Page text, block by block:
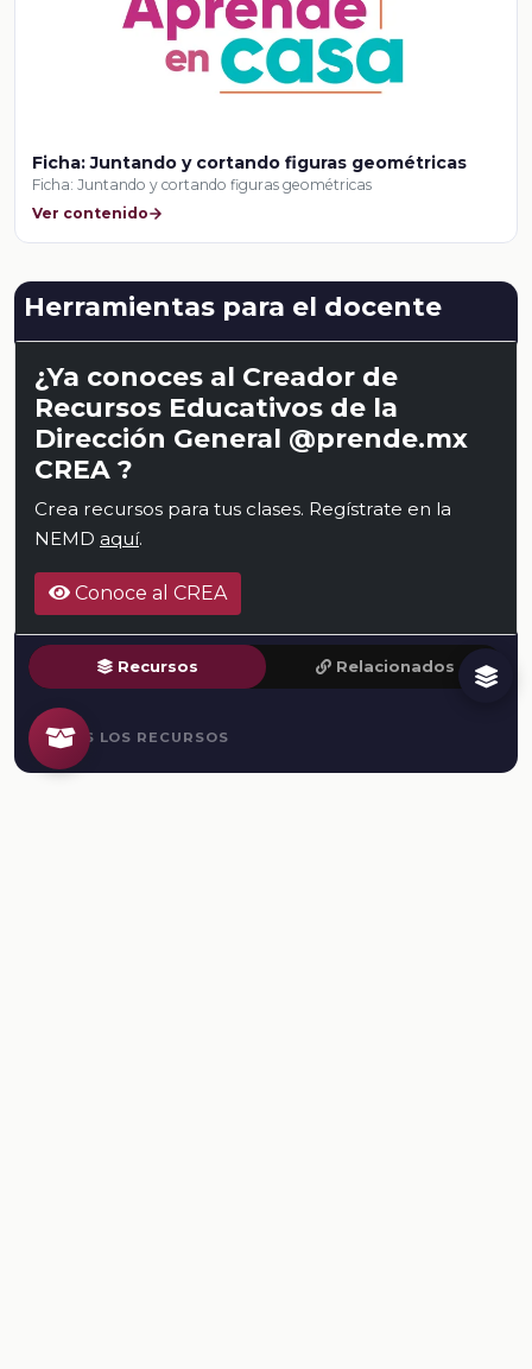
Ficha: Juntando y cortando figuras geométricas
Ficha: Juntando y cortando figuras geométricas
Ver contenido
Herramientas para el docente
¿Ya conoces al Creador de
Recursos Educativos de la
Dirección General @prende.mx
CREA ?
Crea recursos para tus clases. Regístrate en la
NEMD aquí.
Conoce al CREA
Recursos Relacionados
TODOS LOS RECURSOS